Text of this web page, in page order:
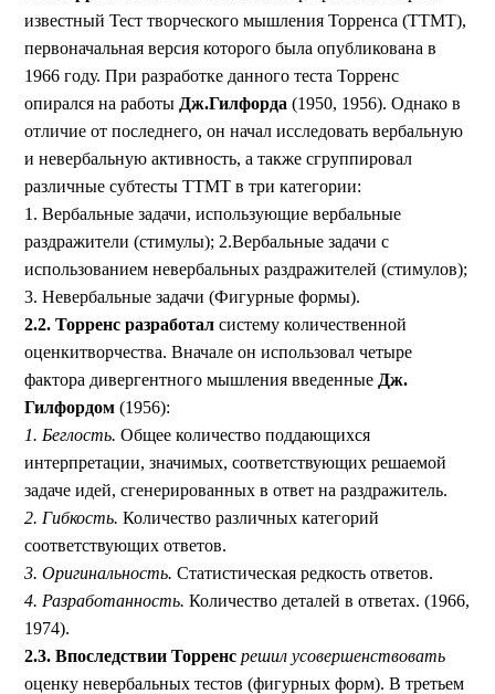
известный Тест творческого мышления Торренса (TTМT),
первоначальная версия которого была опубликована в
1966 году. При разработке данного теста Торренс
опирался на работы Дж.Гилфорда (1950, 1956). Однако в
отличие от последнего, он начал исследовать вербальную
и невербальную активность, а также сгруппировал
различные субтесты TTМT в три категории:
1. Вербальные задачи, использующие вербальные
раздражители (стимулы); 2.Вербальные задачи с
использованием невербальных раздражителей (стимулов);
3. Невербальные задачи (Фигурные формы).
2.2. Торренс разработал систему количественной
оценкитворчества. Вначале он использовал четыре
фактора дивергентного мышления введенные Дж.
Гилфордом (1956):
1. Беглость. Общее количество поддающихся
интерпретации, значимых, соответствующих решаемой
задаче идей, сгенерированных в ответ на раздражитель.
2. Гибкость. Количество различных категорий
соответствующих ответов.
3. Оригинальность. Статистическая редкость ответов.
4. Разработанность. Количество деталей в ответах. (1966,
1974).
2.3. Впоследствии Торренс решил усовершенствовать
оценку невербальных тестов (фигурных форм). В третьем